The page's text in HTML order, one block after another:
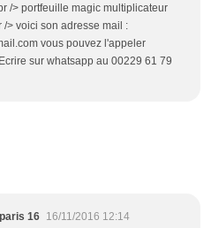
/> portfeuille magic multiplicateur
/> voici son adresse mail :
vous pouvez l'appeler
sur whatsapp au 00229 61 79
16 16/11/2016 12:14